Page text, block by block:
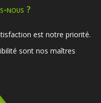
nous ?
est notre priorité.
sont nos maîtres